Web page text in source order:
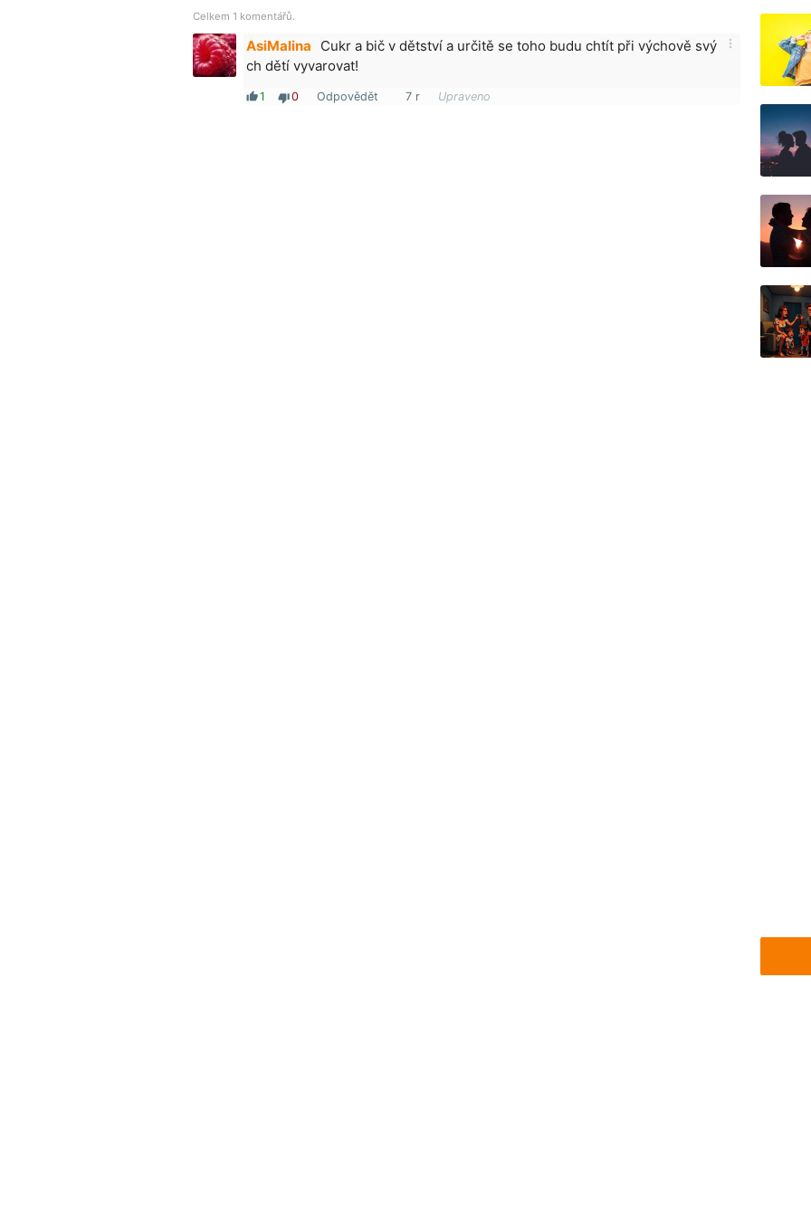
Celkem 1 komentářů.
AsiMalina more_vert
Cukr a bič v dětství a určitě se toho budu chtít při výchově svý
ch dětí vyvarovat!
thumb_up1 thumb_down0 Odpovědět 7 r Upraveno